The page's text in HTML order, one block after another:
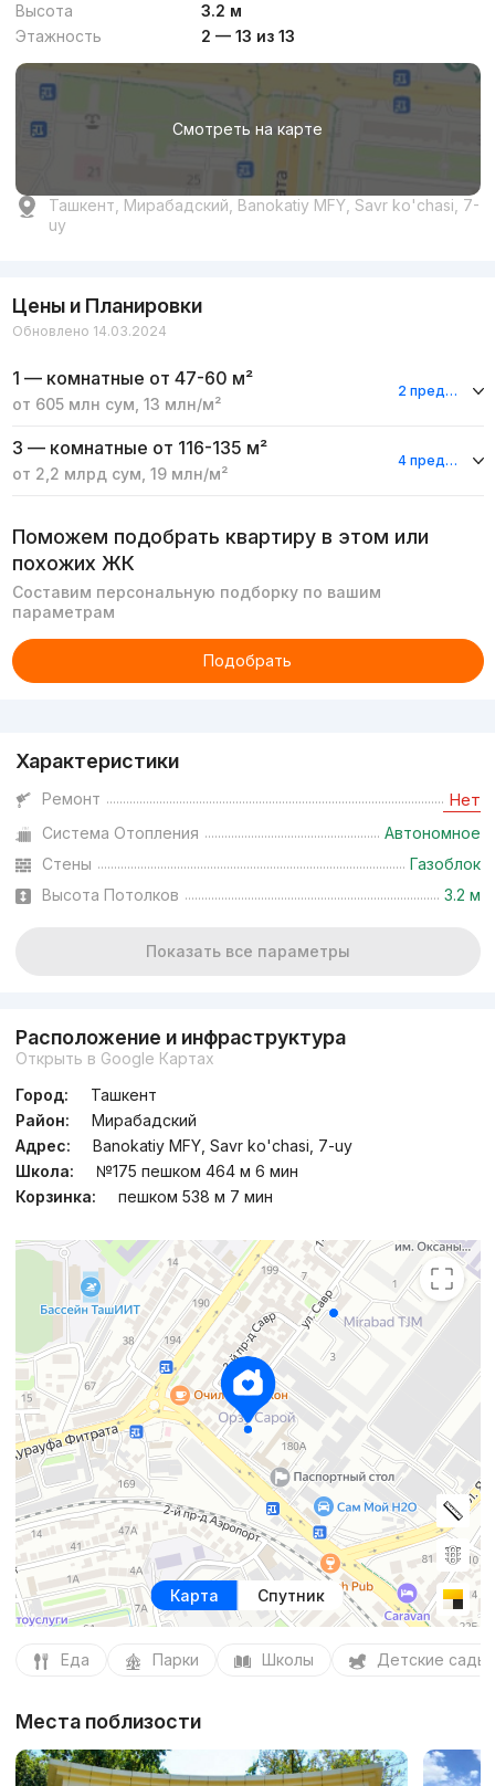
Высота
3.2 м
Этажность
2 — 13 из 13
Смотреть на карте
Ташкент, Мирабадский, Banokatiy MFY, Savr ko'chasi, 7-
uy
Цены и Планировки
Обновлено 14.03.2024
1 — комнатные от 47-60 м²
от 605 млн сум 13 млн/м²
2 предложения
3 — комнатные от 116-135 м²
от 2,2 млрд сум 19 млн/м²
4 предложения
Поможем подобрать квартиру в этом или
похожих ЖК
Составим персональную подборку по вашим
параметрам
Подобрать
Характеристики
Ремонт Нет
Система Отопления
Автономное
Стены
Газоблок
Высота Потолков
3.2 м
Показать все параметры
Расположение и инфраструктура
Открыть в Google Картах
Город:
Ташкент
Район:
Мирабадский
Адрес:
Banokatiy MFY, Savr ko'chasi, 7-uy
Школа:
№175 пешком 464 м 6 мин
Корзинка:
пешком 538 м 7 мин
Карта Спутник
Еда Парки Школы Детские сады
Места поблизости